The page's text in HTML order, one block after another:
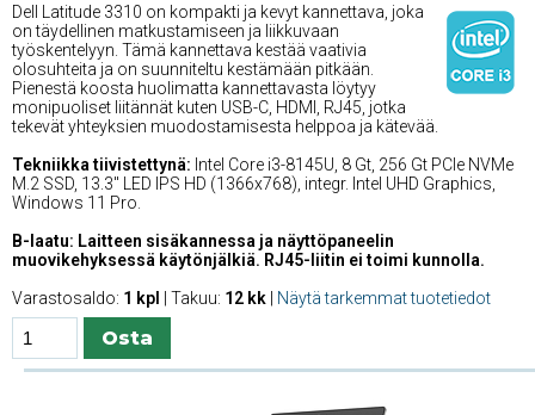
Dell Latitude 3310 on kompakti ja kevyt kannettava, joka
on täydellinen matkustamiseen ja liikkuvaan
työskentelyyn. Tämä kannettava kestää vaativia
olosuhteita ja on suunniteltu kestämään pitkään.
Pienestä koosta huolimatta kannettavasta löytyy
monipuoliset liitännät kuten USB-C, HDMI, RJ45, jotka
tekevät yhteyksien muodostamisesta helppoa ja kätevää.
Tekniikka tiivistettynä: Intel Core i3-8145U, 8 Gt, 256 Gt PCIe NVMe
M.2 SSD, 13.3'' LED IPS HD (1366x768), integr. Intel UHD Graphics,
Windows 11 Pro.
B-laatu: Laitteen sisäkannessa ja näyttöpaneelin
muovikehyksessä käytönjälkiä. RJ45-liitin ei toimi kunnolla.
Varastosaldo: 1 kpl | Takuu: 12 kk Näytä tarkemmat tuotetiedot